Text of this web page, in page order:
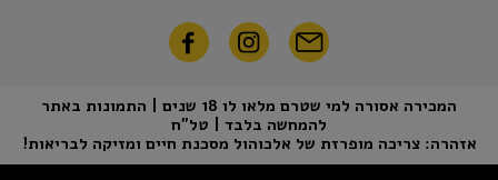
המכירה אסורה למי שטרם מלאו לו 18 שנים | התמונות באתר
להמחשה בלבד | טל"ח
אזהרה: צריכה מופרזת של אלכוהול מסכנת חיים ומזיקה לבריאות!